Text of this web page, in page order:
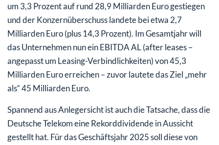
um 3,3 Prozent auf rund 28,9 Milliarden Euro gestiegen
und der Konzernüberschuss landete bei etwa 2,7
Milliarden Euro (plus 14,3 Prozent). Im Gesamtjahr will
das Unternehmen nun ein EBITDA AL (after leases –
angepasst um Leasing-Verbindlichkeiten) von 45,3
Milliarden Euro erreichen – zuvor lautete das Ziel „mehr
als“ 45 Milliarden Euro.
Spannend aus Anlegersicht ist auch die Tatsache, dass die
Deutsche Telekom eine Rekorddividende in Aussicht
gestellt hat. Für das Geschäftsjahr 2025 soll diese von